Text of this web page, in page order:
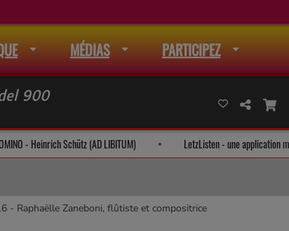
MÉDIAS PARTICIPEZ
900
DOMINO - Heinrich Schütz (AD LIBITUM) LetzListen - une
- Raphaëlle Zaneboni, flûtiste et compositrice